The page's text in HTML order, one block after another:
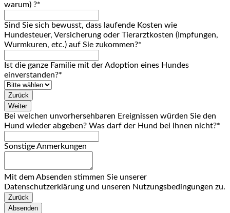
warum) ?*
Sind Sie sich bewusst, dass laufende Kosten wie
Hundesteuer, Versicherung oder Tierarztkosten (Impfungen,
Wurmkuren, etc.) auf Sie zukommen?*
Ist die ganze Familie mit der Adoption eines Hundes
einverstanden?*
Zurück
Weiter
Bei welchen unvorhersehbaren Ereignissen würden Sie den
Hund wieder abgeben? Was darf der Hund bei Ihnen nicht?*
Sonstige Anmerkungen
Phone
Number*
Mit dem Absenden stimmen Sie unserer
Datenschutzerklärung und unseren Nutzungsbedingungen zu.
Zurück
Absenden